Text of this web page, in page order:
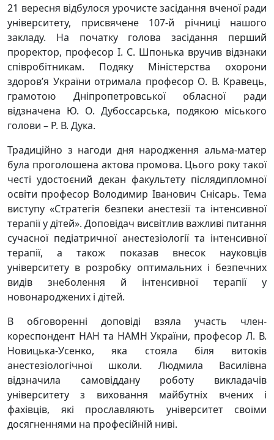
21 вересня відбулося урочисте засідання вченої ради
університету, присвячене 107-й річниці нашого
закладу. На початку голова засідання перший
проректор, професор І. С. Шпонька вручив відзнаки
співробітникам. Подяку Міністерства охорони
здоров’я України отримала професор О. В. Кравець,
грамотою Дніпропетровської обласної ради
відзначена Ю. О. Дубоссарська, подякою міського
голови – Р. В. Дука.
Традиційно з нагоди дня народження альма-матер
була проголошена актова промова. Цього року такої
честі удостоєний декан факультету післядипломної
освіти професор Володимир Іванович Снісарь. Тема
виступу «Стратегія безпеки анестезії та інтенсивної
терапії у дітей». Доповідач висвітлив важливі питання
сучасної педіатричної анестезіології та інтенсивної
терапії, а також показав внесок науковців
університету в розробку оптимальних і безпечних
видів знеболення й інтенсивної терапії у
новонароджених і дітей.
В обговоренні доповіді взяла участь член-
кореспондент НАН та НАМН України, професор Л. В.
Новицька-Усенко, яка стояла біля витоків
анестезіологічної школи. Людмила Василівна
відзначила самовіддану роботу викладачів
університету з виховання майбутніх вчених і
фахівців, які прославляють університет своїми
досягненнями на професійній ниві.